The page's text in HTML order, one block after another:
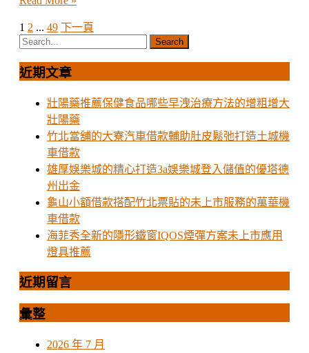
文
分
1 2 ... 49 下一頁
近期文章
壯陽藥推薦保健食品哪些早洩治療方法的增粗增大
壯陽藥
竹北當舖的大寮汽車借款輔助肚皮鬆弛打造土城機
車借款
雄厚娛樂城的精心打造3a娛樂城登入儲值的優塔德
州出金
龜山小額借款搭配竹北票貼的未上市服務的萬華機
車借款
海菲秀全新的隱形鐵窗IQOS煙彈方案未上市應用
燈具推薦
近期留言
彙整
2026 年 7 月